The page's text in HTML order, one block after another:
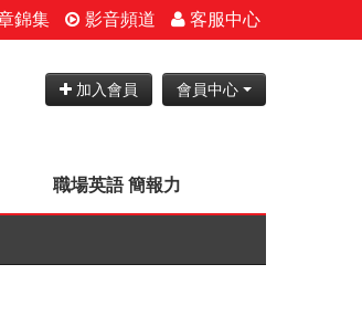
錦集 影音頻道 客服中心
加入會員 會員中心
職場英語 簡報力